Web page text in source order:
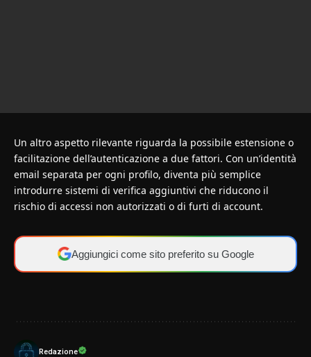
Un altro aspetto rilevante riguarda la possibile estensione o
facilitazione dell’autenticazione a due fattori. Con un’identità
email separata per ogni profilo, diventa più semplice
introdurre sistemi di verifica aggiuntivi che riducono il
rischio di accessi non autorizzati o di furti di account.
Aggiungici come sito preferito su Google
Redazione